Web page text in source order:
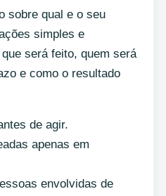
sobre qual e o seu
simples e
será feito, quem será
e como o resultado
de agir.
apenas em
envolvidas de